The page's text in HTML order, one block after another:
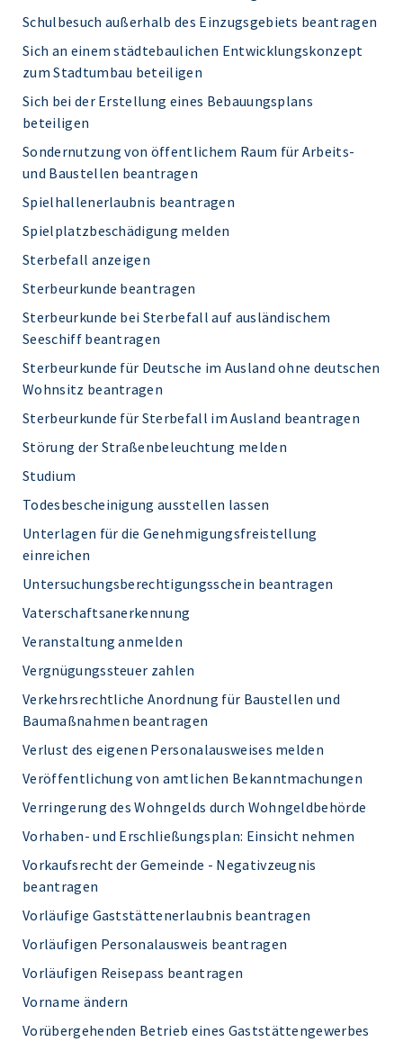
Schulbesuch außerhalb des Einzugsgebiets beantragen
Sich an einem städtebaulichen Entwicklungskonzept
zum Stadtumbau beteiligen
Sich bei der Erstellung eines Bebauungsplans
beteiligen
Sondernutzung von öffentlichem Raum für Arbeits-
und Baustellen beantragen
Spielhallenerlaubnis beantragen
Spielplatzbeschädigung melden
Sterbefall anzeigen
Sterbeurkunde beantragen
Sterbeurkunde bei Sterbefall auf ausländischem
Seeschiff beantragen
Sterbeurkunde für Deutsche im Ausland ohne deutschen
Wohnsitz beantragen
Sterbeurkunde für Sterbefall im Ausland beantragen
Störung der Straßenbeleuchtung melden
Studium
Todesbescheinigung ausstellen lassen
Unterlagen für die Genehmigungsfreistellung
einreichen
Untersuchungsberechtigungsschein beantragen
Vaterschaftsanerkennung
Veranstaltung anmelden
Vergnügungssteuer zahlen
Verkehrsrechtliche Anordnung für Baustellen und
Baumaßnahmen beantragen
Verlust des eigenen Personalausweises melden
Veröffentlichung von amtlichen Bekanntmachungen
Verringerung des Wohngelds durch Wohngeldbehörde
Vorhaben- und Erschließungsplan: Einsicht nehmen
Vorkaufsrecht der Gemeinde - Negativzeugnis
beantragen
Vorläufige Gaststättenerlaubnis beantragen
Vorläufigen Personalausweis beantragen
Vorläufigen Reisepass beantragen
Vorname ändern
Vorübergehenden Betrieb eines Gaststättengewerbes